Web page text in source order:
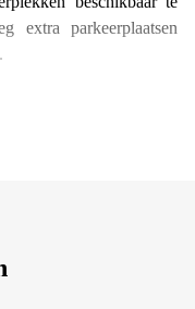
extra parkeerplaatsen